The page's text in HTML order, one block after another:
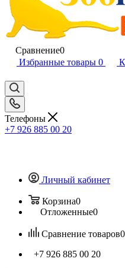
Сравнение0
Избранные товары 0
Телефоны
+7 926 885 00 20
Личный кабинет
Корзина0
Отложенные0
Сравнение товаров0
+7 926 885 00 20